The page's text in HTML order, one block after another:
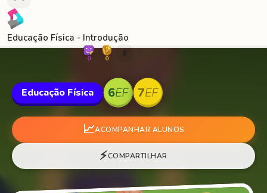
Educação Física - Introdução
0 0 🐛
Educação Física
📈ACOMPANHAR ALUNOS
⚡COMPARTILHAR